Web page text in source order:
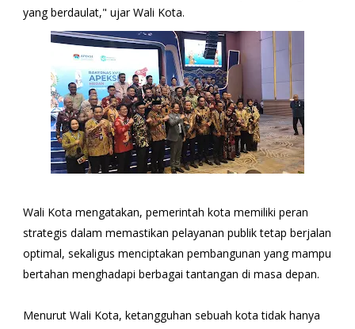
yang berdaulat," ujar Wali Kota.
Wali Kota mengatakan, pemerintah kota memiliki peran
strategis dalam memastikan pelayanan publik tetap berjalan
optimal, sekaligus menciptakan pembangunan yang mampu
bertahan menghadapi berbagai tantangan di masa depan.
Menurut Wali Kota, ketangguhan sebuah kota tidak hanya